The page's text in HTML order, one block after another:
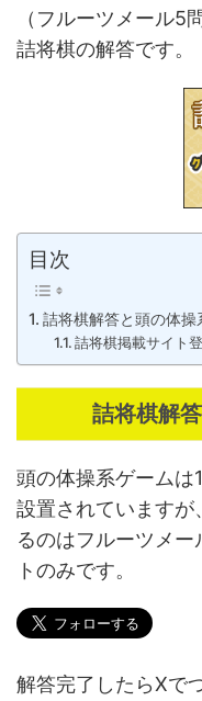
（フルーツメール5
詰将棋の解答です。
目次
詰将棋解答と頭の体操
詰将棋掲載サイト
詰将棋解
頭の体操系ゲームは
設置されていますが
るのはフルーツメ
トのみです。
解答完了したらXで